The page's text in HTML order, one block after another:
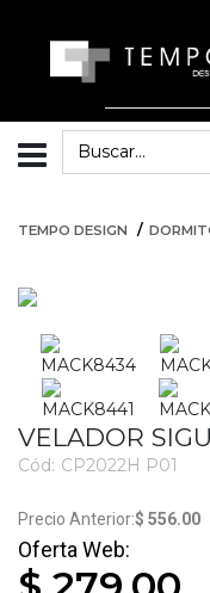
TEMPO DESIGN
VELADOR
Cód: CP2022H P01
$ 556.00